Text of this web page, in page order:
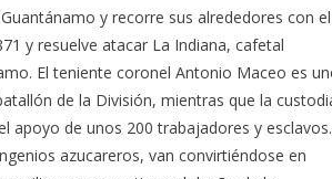
y recorre sus alrededores con el
y resuelve atacar La Indiana, cafetal
El teniente coronel Antonio Maceo es
de la División, mientras que la
apoyo de unos 200 trabajadores y esclavos.
azucareros, van convirtiéndose en